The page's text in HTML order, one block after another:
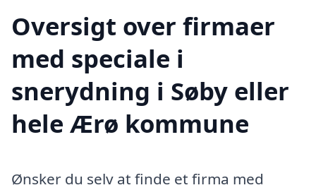
Oversigt over firmaer
med speciale i
snerydning i Søby eller
hele Ærø kommune
Ønsker du selv at finde et firma med